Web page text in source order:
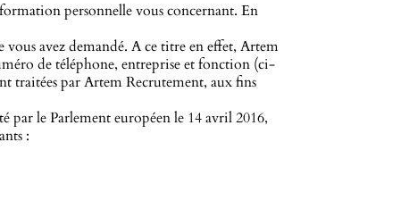
personnelle vous concernant. En
vous avez demandé. A ce titre en effet, Artem
de téléphone, entreprise et fonction (ci-
traitées par Artem Recrutement, aux fins
le Parlement européen le 14 avril 2016,
: